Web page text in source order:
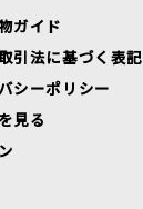
ガイド
引法に基づく表記
シーポリシー
見る